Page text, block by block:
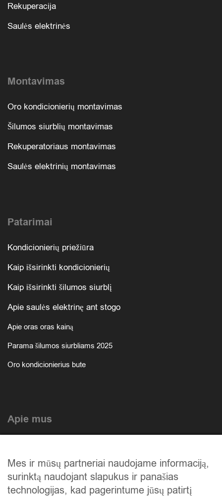
Rekuperacija
Saulės elektrinės
Montavimas
Oro kondicionierių montavimas
Šilumos siurblių montavimas
Rekuperatoriaus montavimas
Saulės elektrinių montavimas
Patarimai
Kondicionierių priežiūra
Kaip išsirinkti kondicionierių
Kaip išsirinkti šilumos siurblį
Apie saulės elektrinę ant stogo
Apie oras oras kainą
Parama šilumos siurbliams 2025
Oro kondicionierius bute
Apie mus
Mūsų istorija
Privatumo politika
Mes ir mūsų partneriai naudojame informaciją,
surinktą naudojant slapukus ir panašias
technologijas, kad pagerintume jūsų patirtį